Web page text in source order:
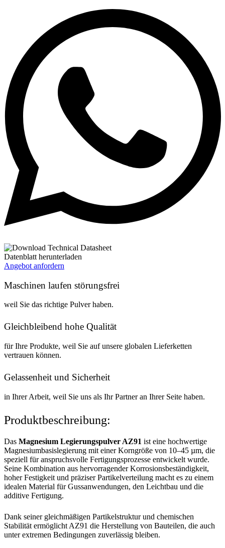
Datenblatt herunterladen
Angebot anfordern
Maschinen laufen störungsfrei
weil Sie das richtige Pulver haben.
Gleichbleibend hohe Qualität
für Ihre Produkte, weil Sie auf unsere globalen Lieferketten
vertrauen können.
Gelassenheit und Sicherheit
in Ihrer Arbeit, weil Sie uns als Ihr Partner an Ihrer Seite haben.
Produktbeschreibung:
Das Magnesium Legierungspulver AZ91 ist eine hochwertige
Magnesiumbasislegierung mit einer Korngröße von 10–45 µm, die
speziell für anspruchsvolle Fertigungsprozesse entwickelt wurde.
Seine Kombination aus hervorragender Korrosionsbeständigkeit,
hoher Festigkeit und präziser Partikelverteilung macht es zu einem
idealen Material für Gussanwendungen, den Leichtbau und die
additive Fertigung.
Dank seiner gleichmäßigen Partikelstruktur und chemischen
Stabilität ermöglicht AZ91 die Herstellung von Bauteilen, die auch
unter extremen Bedingungen zuverlässig bleiben.